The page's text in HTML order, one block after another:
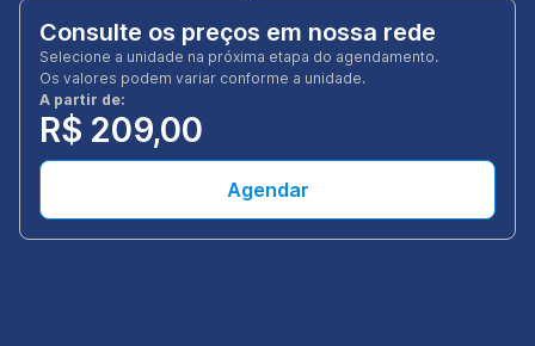
Consulte os preços em nossa rede
Selecione a unidade na próxima etapa do agendamento.
Os valores podem variar conforme a unidade.
A partir de:
R$ 209,00
Agendar